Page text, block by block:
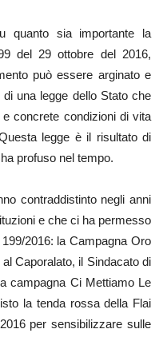
quanto sia importante la
del 29 ottobre del 2016,
può essere arginato e
di una legge dello Stato che
concrete condizioni di vita
legge è il risultato di
profuso nel tempo.
contraddistinto negli anni
e che ci ha permesso
2016: la Campagna Oro
Caporalato, il Sindacato di
campagna Ci Mettiamo Le
la tenda rossa della Flai
per sensibilizzare sulle